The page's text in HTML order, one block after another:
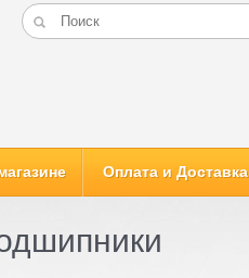
Оплата и Доставка